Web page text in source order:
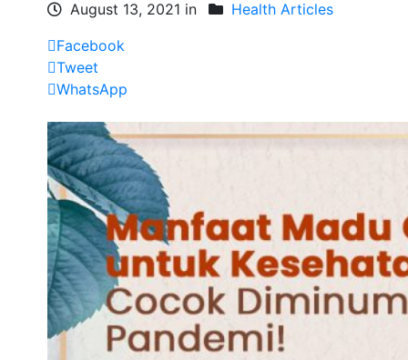
August 13, 2021 in
Health Articles
Facebook
Tweet
WhatsApp